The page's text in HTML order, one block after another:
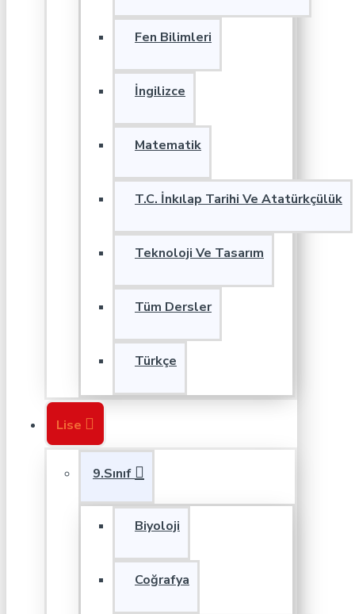
Fen Bilimleri
İngilizce
Matematik
T.C. İnkılap Tarihi Ve Atatürkçülük
Teknoloji Ve Tasarım
Tüm Dersler
Türkçe
Lise
9.Sınıf
Biyoloji
Coğrafya